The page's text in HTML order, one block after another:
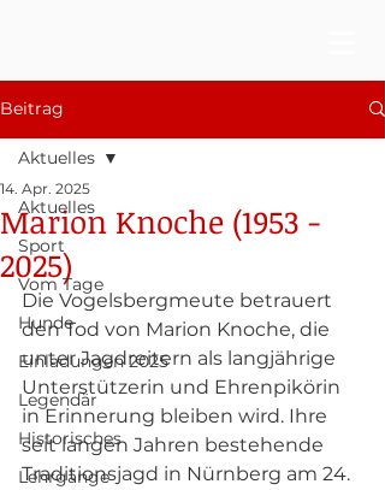
Beitrag
Aktuelles
Sport
Vom Tage
Hunde
Einladungen 2025
Legendär
Historisches
Lehrgänge
Aktuelles
Marion Knoche (1953 -
2025)
14. Apr. 2025
Die Vogelsbergmeute betrauert
den Tod von Marion Knoche, die
unter Jagdreitern als langjährige
Unterstützerin und Ehrenpikörin
in Erinnerung bleiben wird. Ihre
seit langen Jahren bestehende
Traditionsjagd in Nürnberg am 24.